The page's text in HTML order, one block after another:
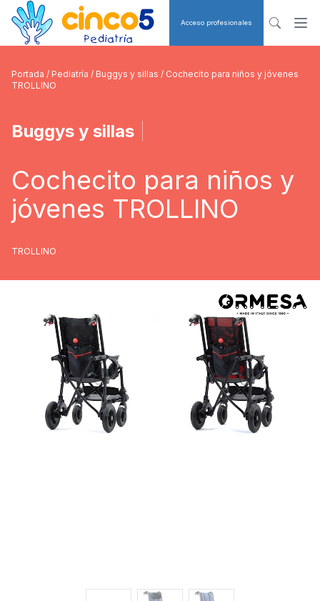
Acceso profesionales
Portada / Pediatría / Buggys y sillas / Cochecito para niños y jóvenes
TROLLINO
Buggys y sillas
Cochecito para niños y
jóvenes TROLLINO
TROLLINO